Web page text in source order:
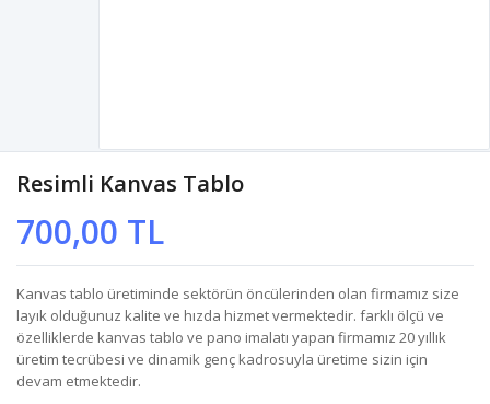
Resimli Kanvas Tablo
700,00 TL
Kanvas tablo üretiminde sektörün öncülerinden olan firmamız size
layık olduğunuz kalite ve hızda hizmet vermektedir. farklı ölçü ve
özelliklerde kanvas tablo ve pano imalatı yapan firmamız 20 yıllık
üretim tecrübesi ve dinamik genç kadrosuyla üretime sizin için
devam etmektedir.